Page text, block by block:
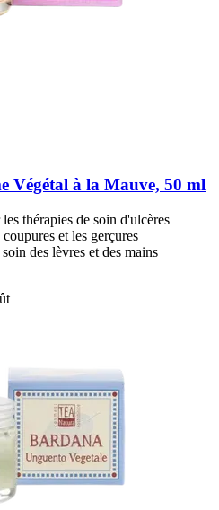
Végétal à la Mauve, 50 ml
thérapies de soin d'ulcères
et les gerçures
des lèvres et des mains